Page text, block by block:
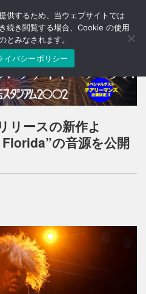
T
o
a
v
a
o
リースの新作よ
の音源を公開
供するため、当ウェブサイトでは
続き閲覧する場合、Cookie の使用
とみなされます。
イバシーポリシー